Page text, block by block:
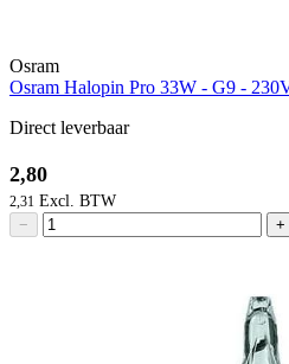
Osram
Osram Halopin Pro 33W - G9 -
Direct leverbaar
2,80
2,31
− +